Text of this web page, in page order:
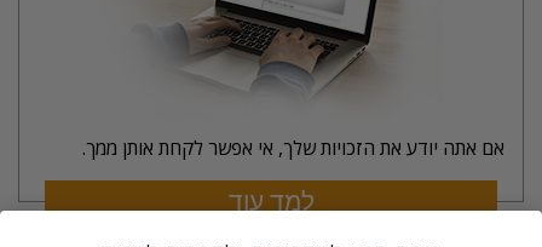
אם אתה יודע את הזכויות שלך, אי אפשר לקחת אותן ממך.
למד עוד